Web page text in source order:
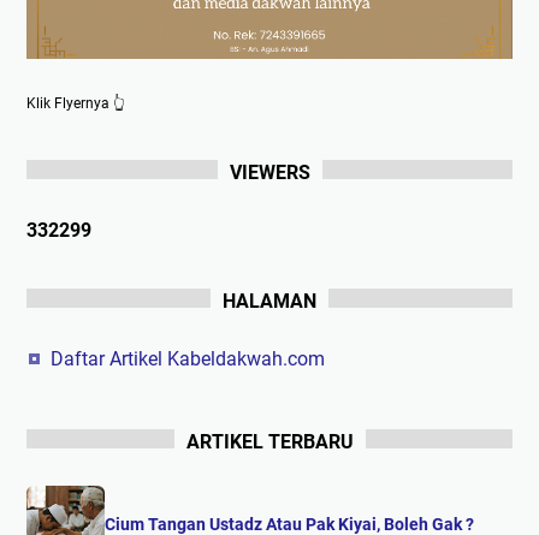
Klik Flyernya 👆
VIEWERS
332299
HALAMAN
Daftar Artikel Kabeldakwah.com
ARTIKEL TERBARU
Cium Tangan Ustadz Atau Pak Kiyai, Boleh Gak ?